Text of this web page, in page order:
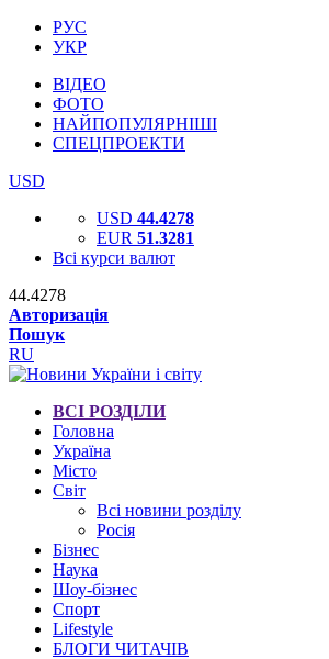
РУС
УКР
ВІДЕО
ФОТО
НАЙПОПУЛЯРНІШІ
СПЕЦПРОЕКТИ
USD
USD 44.4278
EUR 51.3281
Всі курси валют
44.4278
Авторизація
Пошук
RU
ВСІ РОЗДІЛИ
Головна
Україна
Місто
Світ
Всі новини розділу
Росія
Бізнес
Наука
Шоу-бізнес
Спорт
Lifestyle
БЛОГИ ЧИТАЧІВ